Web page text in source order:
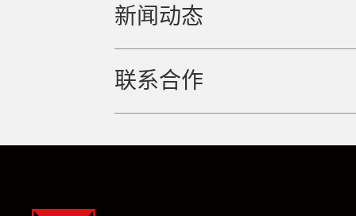
新闻动态
联系合作